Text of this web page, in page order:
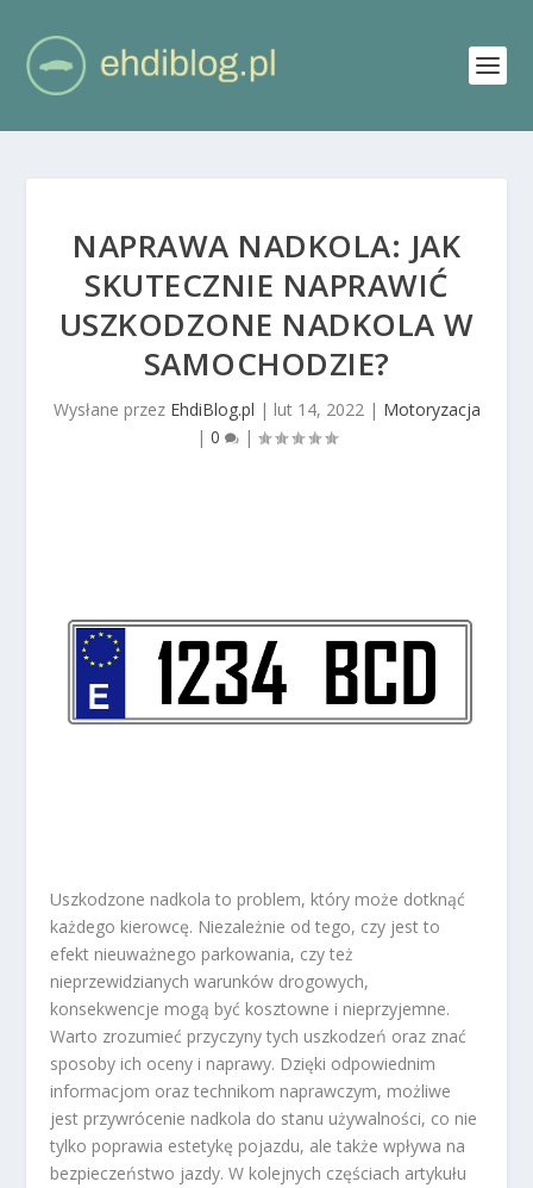
NAPRAWA NADKOLA: JAK
SKUTECZNIE NAPRAWIĆ
USZKODZONE NADKOLA W
SAMOCHODZIE?
Wysłane przez EhdiBlog.pl | lut 14, 2022| Motoryzacja
| 0 |
Uszkodzone nadkola to problem, który może dotknąć
każdego kierowcę. Niezależnie od tego, czy jest to
efekt nieuważnego parkowania, czy też
nieprzewidzianych warunków drogowych,
konsekwencje mogą być kosztowne i nieprzyjemne.
Warto zrozumieć przyczyny tych uszkodzeń oraz znać
sposoby ich oceny i naprawy. Dzięki odpowiednim
informacjom oraz technikom naprawczym, możliwe
jest przywrócenie nadkola do stanu używalności, co nie
tylko poprawia estetykę pojazdu, ale także wpływa na
bezpieczeństwo jazdy. W kolejnych częściach artykułu